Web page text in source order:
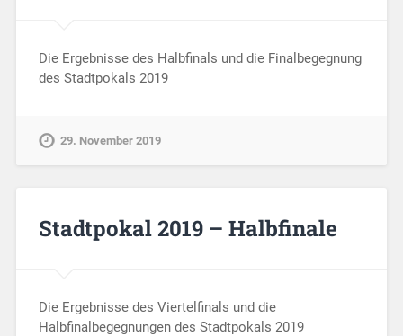
Die Ergebnisse des Halbfinals und die Finalbegegnung
des Stadtpokals 2019
29. November 2019
Stadtpokal 2019 – Halbfinale
Die Ergebnisse des Viertelfinals und die
Halbfinalbegegnungen des Stadtpokals 2019